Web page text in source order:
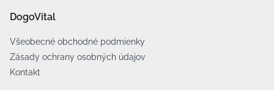
DogoVital
Všeobecné obchodné podmienky
Zásady ochrany osobných údajov
Kontakt